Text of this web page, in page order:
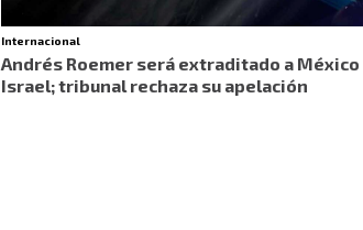
Internacional
Andrés Roemer será extraditado a México
Israel; tribunal rechaza su apelación